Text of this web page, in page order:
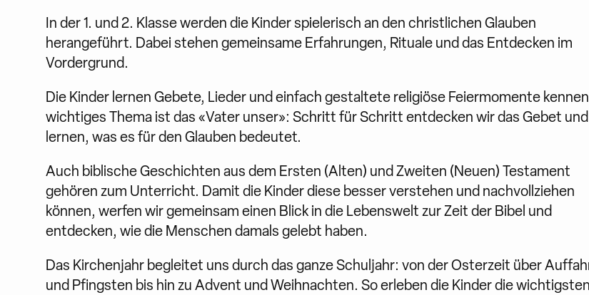
In der 1. und 2. Klasse werden die Kinder spielerisch an den christlichen Glauben
herangeführt. Dabei stehen gemeinsame Erfahrungen, Rituale und das Entdecken im
Vordergrund.
Die Kinder lernen Gebete, Lieder und einfach gestaltete religiöse Feiermomente
wichtiges Thema ist das «Vater unser»: Schritt für Schritt entdecken wir das Gebet und
lernen, was es für den Glauben bedeutet.
Auch biblische Geschichten aus dem Ersten (Alten) und Zweiten (Neuen) Testament
gehören zum Unterricht. Damit die Kinder diese besser verstehen und nachvollziehen
können, werfen wir gemeinsam einen Blick in die Lebenswelt zur Zeit der Bibel und
entdecken, wie die Menschen damals gelebt haben.
Das Kirchenjahr begleitet uns durch das ganze Schuljahr: von der Osterzeit über
und Pfingsten bis hin zu Advent und Weihnachten. So erleben die Kinder die wichtigsten